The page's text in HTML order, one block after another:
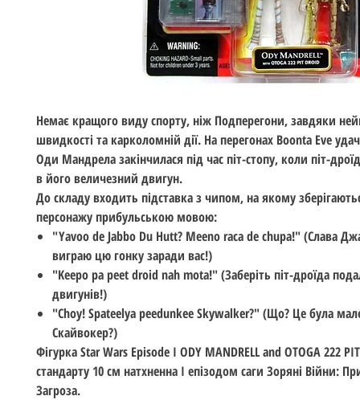
Немає кращого виду спорту, ніж Подперегони, завдяки
швидкості та карколомній дії. На перегонах Boonta Eve
Оди Мандрела закінчилася під час піт-стопу, коли піт-
в його величезний двигун.
До складу входить підставка з чипом, на якому
персонажу прибульською мовою:
"Yavoo de Jabbo Du Hutt? Meeno raca de chupa!" (Слава
виграю цю гонку заради вас!)
"Keepo pa peet droid nah mota!" (Заберіть піт-дроїда
двигунів!)
"Choy! Spateelya peedunkee Skywalker?" (Що? Це була
Скайвокер?)
Фігурка Star Wars Episode I ODY MANDRELL and OTOGA 222
стандарту 10 см натхненна І епізодом саги Зоряні Війни:
Загроза.